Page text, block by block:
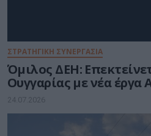
ΣΤΡΑΤΗΓΙΚΗ ΣΥΝΕΡΓΑΣΙΑ
Όμιλος ΔΕΗ:
Ουγγαρίας με νέα έργα
24.07.2026